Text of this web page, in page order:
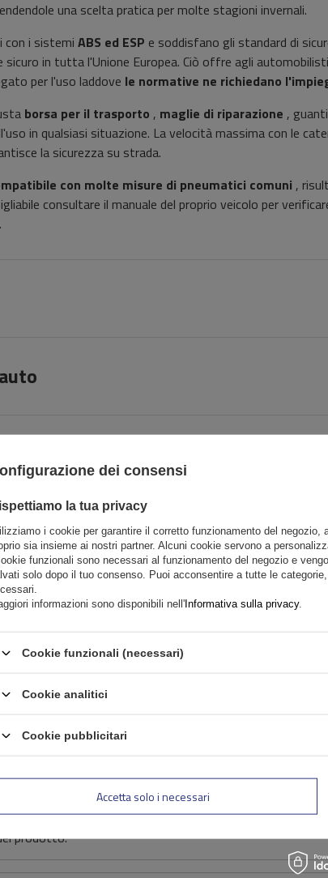
una scelta pratica per molte stagioni invernali.
con i sistemi ABS ed ESP e soddisfano gli standard di
sicuro in tutta l'Unione Europea. Ciò offre agli
per l'uso laddove le normative ne richiedano
borsa per il trasporto , maglie di riparazione ,
in qualsiasi situazione. La velocità massima con le
la sicurezza su strada.
con molte misure di pneumatici comuni ,
consultare il manuale del proprio veicolo per
.
la tua foto
prodotto:
dei consensi
la tua privacy
i cookie per garantire il corretto funzionamento del
sia insieme ai nostri partner. Alcuni cookie servono a
funzionali sono necessari al funzionamento del negozio e
solo dopo il tuo consenso. Puoi acconsentire a tutte le
informazioni sono disponibili nell'Informativa sulla privacy.
Cookie funzionali (necessari)
Cookie analitici
Cookie pubblicitari
Accetta solo i necessari